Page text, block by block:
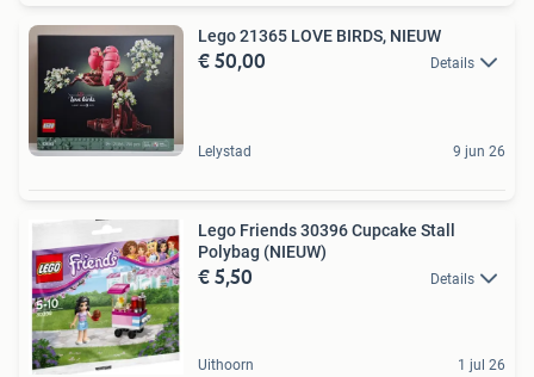
Lego 21365 LOVE BIRDS, NIEUW
€ 50,00 Details
Lelystad 9 jun 26
Lego Friends 30396 Cupcake Stall
Polybag (NIEUW)
€ 5,50 Details
Uithoorn 1 jul 26